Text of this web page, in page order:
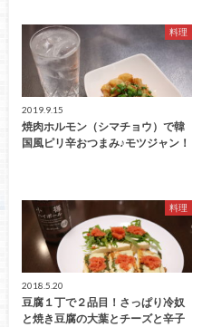
料理
2019.9.15
焼肉ホルモン（シマチョウ）で韓
国風ピリ辛おつまみ♪モツジャン！
料理
2018.5.20
豆腐１丁で２品目！さっぱり冷奴
と焼き豆腐の大葉とチーズと辛子